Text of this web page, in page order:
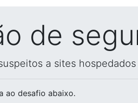
de
a sites
ao desafio abaixo.